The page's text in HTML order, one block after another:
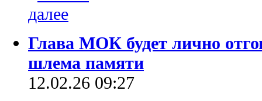
Глава МОК будет лично
шлема памяти
12.02.26 09:27